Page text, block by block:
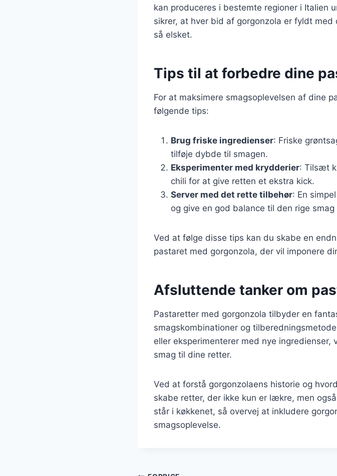
kan produceres i bestemte regioner i Italien
sikrer, at hver bid af gorgonzola er fyldt
så elsket.
Tips til at forbedre dine
For at maksimere smagsoplevelsen af dine
følgende tips:
Brug friske ingredienser: Friske
tilføje dybde til smagen.
Eksperimenter med krydderier: Tilsæt
chili for at give retten et ekstra kick.
Server med det rette tilbehør: En
og give en god balance til den rige
Ved at følge disse tips kan du skabe en
pastaret med gorgonzola, der vil imponere
Afsluttende tanker om
Pastaretter med gorgonzola tilbyder en
smagskombinationer og
eller eksperimenterer med nye
smag til dine retter.
Ved at forstå gorgonzolaens historie og
skabe retter, der ikke kun er lækre, men
står i køkkenet, så overvej at inkludere
smagsoplevelse.